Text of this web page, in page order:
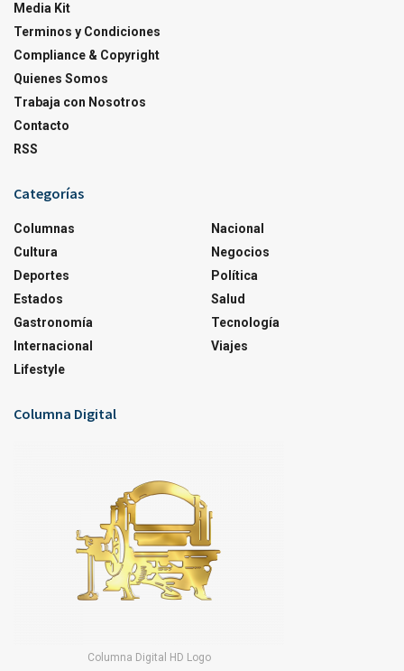
Media Kit
Terminos y Condiciones
Compliance & Copyright
Quienes Somos
Trabaja con Nosotros
Contacto
RSS
Categorías
Columnas
Cultura
Deportes
Estados
Gastronomía
Internacional
Lifestyle
Nacional
Negocios
Política
Salud
Tecnología
Viajes
Columna Digital
Columna Digital HD Logo